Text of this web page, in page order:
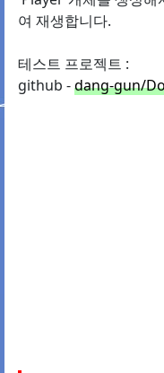
여 재생합니다.
테스트 프로젝트 :
github -dang-gun/